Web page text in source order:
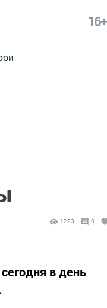
16+
1223 0
в день